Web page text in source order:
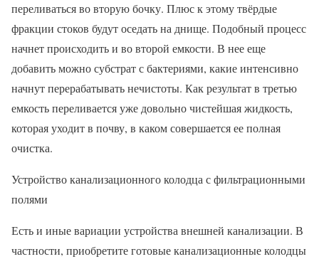
переливаться во вторую бочку. Плюс к этому твёрдые
фракции стоков будут оседать на днище. Подобный процесс
начнет происходить и во второй емкости. В нее еще
добавить можно субстрат с бактериями, какие интенсивно
начнут перерабатывать нечистоты. Как результат в третью
емкость переливается уже довольно чистейшая жидкость,
которая уходит в почву, в каком совершается ее полная
очистка.
Устройство канализационного колодца с фильтрационными
полями
Есть и иные вариации устройства внешней канализации. В
частности, приобретите готовые канализационные колодцы